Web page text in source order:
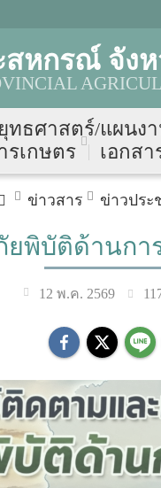
สหกรณ์ จัง
ยุทธศาสตร์/แผนง
รเกษตร
เอกส
ข่าวสาร ข่าวปร
พิบัติด้านกา
12 พ.ค. 2569